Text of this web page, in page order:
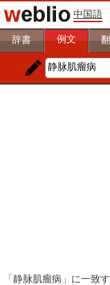
中国語
辞書 例文
「静脉肌瘤病」に一致